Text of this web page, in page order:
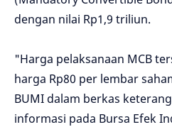
dengan nilai Rp1,9 triliun.
"Harga pelaksanaan MCB
harga Rp80 per lembar
BUMI dalam berkas
informasi pada Bursa Efek